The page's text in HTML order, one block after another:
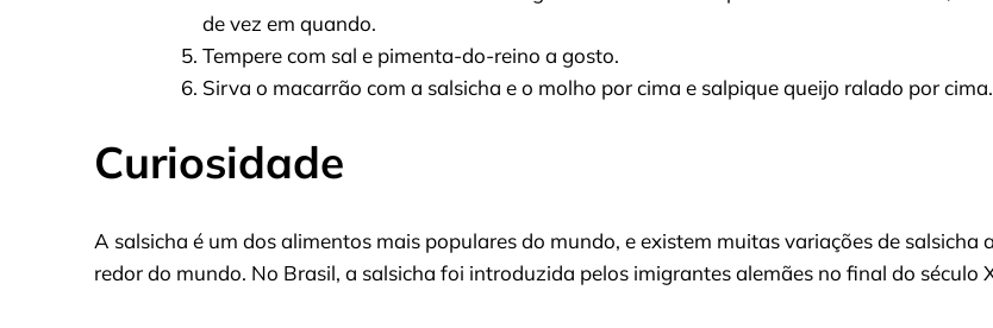
de vez em quando.
Tempere com sal e pimenta-do-reino a gosto.
Sirva o macarrão com a salsicha e o molho por cima e salpique queijo ralado por cima.
Curiosidade
A salsicha é um dos alimentos mais populares do mundo, e existem muitas variações de salsicha
redor do mundo. No Brasil, a salsicha foi introduzida pelos imigrantes alemães no final do século